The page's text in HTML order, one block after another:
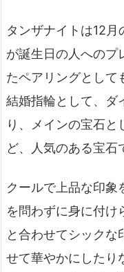
タンザナイトは12月
が誕生日の人へのプ
たペアリングとして
結婚指輪として、ダ
り、メインの宝石と
ど、人気のある宝石
クールで上品な印象
を問わずに身に付け
と合わせてシックな
せて華やかにしたり